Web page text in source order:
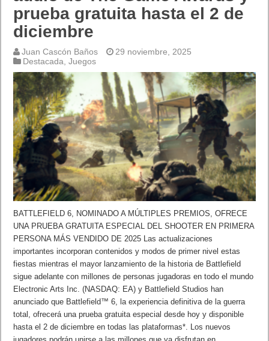
prueba gratuita hasta el 2 de
diciembre
Juan Cascón Baños
29 noviembre, 2025
Destacada ,Juegos
BATTLEFIELD 6, NOMINADO A MÚLTIPLES PREMIOS, OFRECE
UNA PRUEBA GRATUITA ESPECIAL DEL SHOOTER EN PRIMERA
PERSONA MÁS VENDIDO DE 2025 Las actualizaciones
importantes incorporan contenidos y modos de primer nivel estas
fiestas mientras el mayor lanzamiento de la historia de Battlefield
sigue adelante con millones de personas jugadoras en todo el mundo
Electronic Arts Inc. (NASDAQ: EA) y Battlefield Studios han
anunciado que Battlefield™ 6, la experiencia definitiva de la guerra
total, ofrecerá una prueba gratuita especial desde hoy y disponible
hasta el 2 de diciembre en todas las plataformas*. Los nuevos